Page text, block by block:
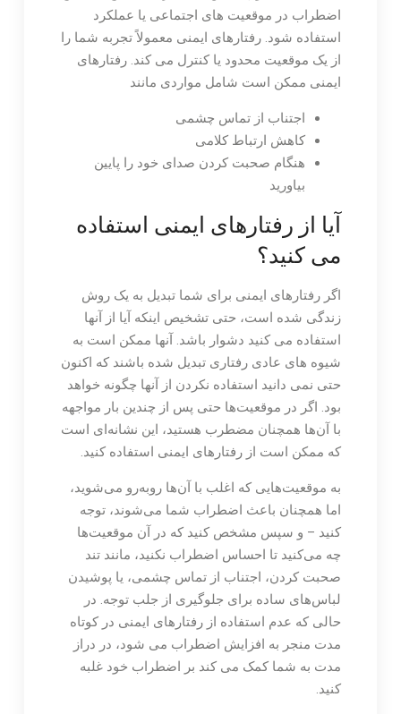
اضطراب در موقعیت های اجتماعی یا عملکرد
استفاده شود. رفتارهای ایمنی معمولاً تجربه شما را
از یک موقعیت محدود یا کنترل می کند. رفتارهای
ایمنی ممکن است شامل مواردی مانند
اجتناب از تماس چشمی
کاهش ارتباط کلامی
هنگام صحبت کردن صدای خود را پایین
بیاورید
آیا از رفتارهای ایمنی استفاده
می کنید؟
اگر رفتارهای ایمنی برای شما تبدیل به یک روش
زندگی شده است، حتی تشخیص اینکه آیا از آنها
استفاده می کنید دشوار باشد. آنها ممکن است به
شیوه های عادی رفتاری تبدیل شده باشند که اکنون
حتی نمی دانید استفاده نکردن از آنها چگونه خواهد
بود. اگر در موقعیت‌ها حتی پس از چندین بار مواجهه
با آن‌ها همچنان مضطرب هستید، این نشانه‌ای است
که ممکن است از رفتارهای ایمنی استفاده کنید.
به موقعیت‌هایی که اغلب با آن‌ها روبه‌رو می‌شوید،
اما همچنان باعث اضطراب شما می‌شوند، توجه
کنید – و سپس مشخص کنید که در آن موقعیت‌ها
چه می‌کنید تا احساس اضطراب نکنید، مانند تند
صحبت کردن، اجتناب از تماس چشمی، یا پوشیدن
لباس‌های ساده برای جلوگیری از جلب توجه. در
حالی که عدم استفاده از رفتارهای ایمنی در کوتاه
مدت منجر به افزایش اضطراب می شود، در دراز
مدت به شما کمک می کند بر اضطراب خود غلبه
کنید.